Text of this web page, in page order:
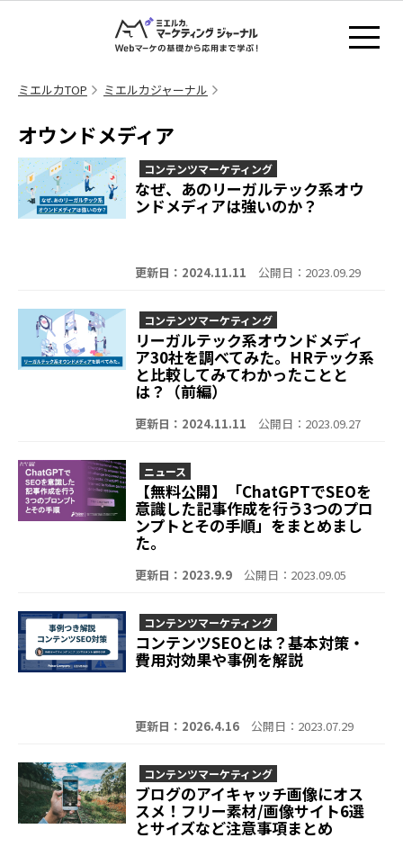
ミエルカTOP ミエルカジャーナル
オウンドメディア
コンテンツマーケティング
なぜ、あのリーガルテック系オウ
ンドメディアは強いのか？
更新日：2024.11.11 公開日：2023.09.29
コンテンツマーケティング
リーガルテック系オウンドメディ
ア30社を調べてみた。HRテック系
と比較してみてわかったことと
は？（前編）
更新日：2024.11.11 公開日：2023.09.27
ニュース
【無料公開】「ChatGPTでSEOを
意識した記事作成を行う3つのプロ
ンプトとその手順」をまとめまし
た。
更新日：2023.9.9 公開日：2023.09.05
コンテンツマーケティング
コンテンツSEOとは？基本対策・
費用対効果や事例を解説
更新日：2026.4.16 公開日：2023.07.29
コンテンツマーケティング
ブログのアイキャッチ画像にオス
スメ！フリー素材/画像サイト6選
とサイズなど注意事項まとめ